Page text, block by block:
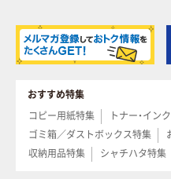
おすすめ特集
コピー用紙特集
トナー・イン
ゴミ箱／ダストボックス特集
収納用品特集
シャチハタ特集